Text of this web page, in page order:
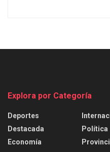
Explora por Categoría
Deportes
Destacada
Economía
Política